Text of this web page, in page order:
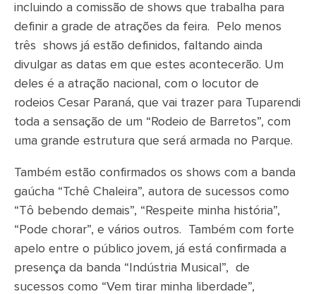
incluindo a comissão de shows que trabalha para
definir a grade de atrações da feira. Pelo menos
três shows já estão definidos, faltando ainda
divulgar as datas em que estes acontecerão. Um
deles é a atração nacional, com o locutor de
rodeios Cesar Paraná, que vai trazer para Tuparendi
toda a sensação de um “Rodeio de Barretos”, com
uma grande estrutura que será armada no Parque.
Também estão confirmados os shows com a banda
gaúcha “Tchê Chaleira”, autora de sucessos como
“Tô bebendo demais”, “Respeite minha história”,
“Pode chorar”, e vários outros. Também com forte
apelo entre o público jovem, já está confirmada a
presença da banda “Indústria Musical”, de
sucessos como “Vem tirar minha liberdade”,